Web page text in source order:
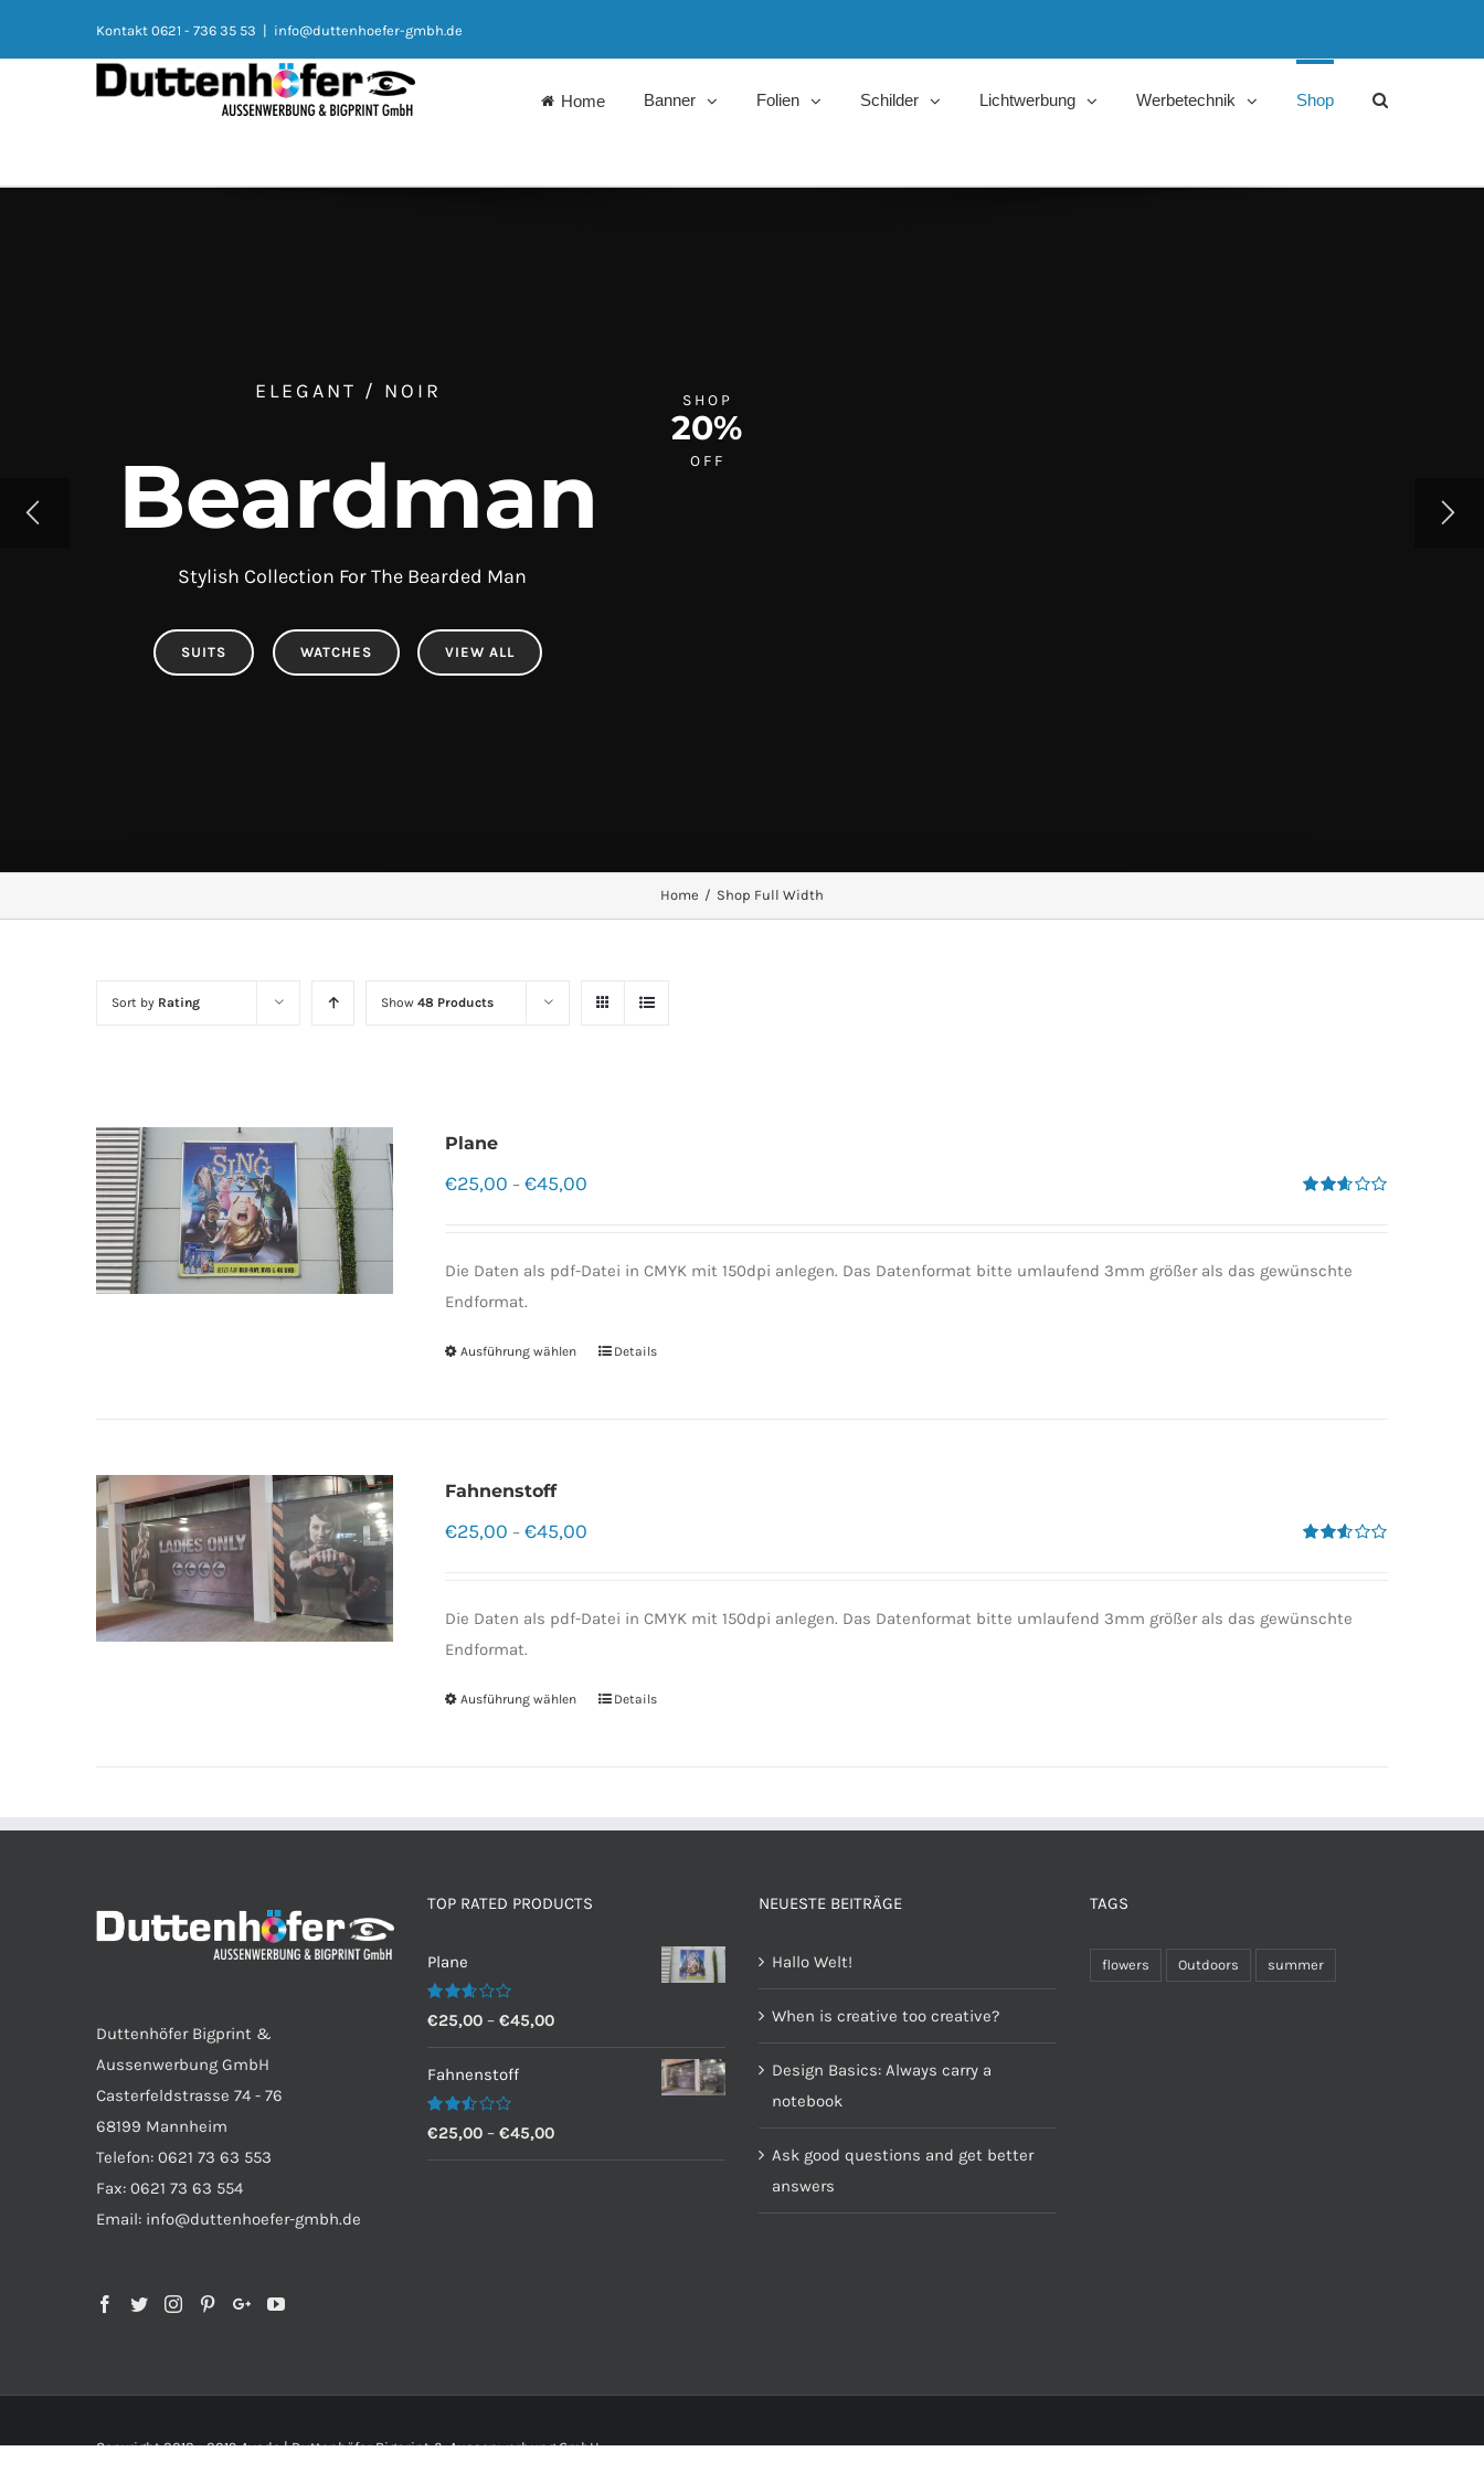
Kontakt 0621 - 736 35 53 | info@duttenhoefer-gmbh.de
Home Banner Folien Schilder Lichtwerbung Werbetechnik Shop
Beardman
Stylish Collection For The Bearded Man
SHOP
20%
OFF
ELEGANT / NOIR
SUITS WATCHES VIEW ALL
Home / Shop Full Width
Sort by Rating Show 48 Products
Plane
€25,00 – €45,00
Die Daten als pdf-Datei in CMYK mit 150dpi anlegen. Das Datenformat bitte umlaufend 3mm größer als das gewünschte
Endformat.
Ausführung wählen Details
Fahnenstoff
€25,00 – €45,00
Die Daten als pdf-Datei in CMYK mit 150dpi anlegen. Das Datenformat bitte umlaufend 3mm größer als das gewünschte
Endformat.
Ausführung wählen Details
Duttenhöfer Bigprint &
Aussenwerbung GmbH
Casterfeldstrasse 74 - 76
68199 Mannheim
Telefon: 0621 73 63 553
Fax: 0621 73 63 554
Email: info@duttenhoefer-gmbh.de
TOP RATED PRODUCTS
Plane
Bewertet
mit
2.60
von 5
€25,00 – €45,00
Fahnenstoff
Bewertet
mit
2.50
€25,00 – €45,00
NEUESTE BEITRÄGE
Hallo Welt!
When is creative too creative?
Design Basics: Always carry a
notebook
Ask good questions and get better
answers
TAGS
flowers Outdoors summer
Copyright 2012 - 2019 Avada | Duttenhöfer Bigprint & Aussenwerbung GmbH